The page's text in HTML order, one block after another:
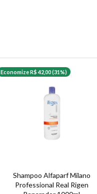
Economize R$ 42,00 (31%)
Shampoo Alfaparf Milano
Professional Real Rigen